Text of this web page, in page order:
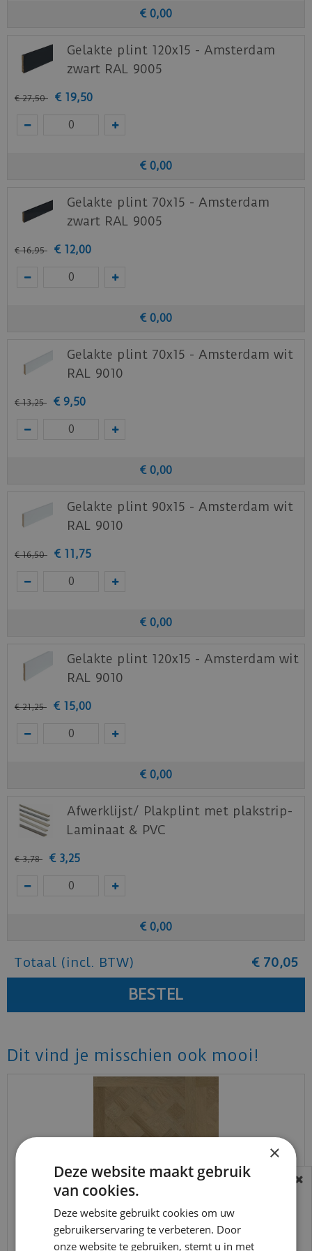
€ 0,00
Gelakte plint 120x15 - Amsterdam
zwart RAL 9005
€ 27,50 € 19,50
€ 0,00
Gelakte plint 70x15 - Amsterdam
zwart RAL 9005
€ 16,95 € 12,00
€ 0,00
Gelakte plint 70x15 - Amsterdam wit
RAL 9010
€ 13,25 € 9,50
€ 0,00
Gelakte plint 90x15 - Amsterdam wit
RAL 9010
€ 16,50 € 11,75
€ 0,00
Gelakte plint 120x15 - Amsterdam wit
RAL 9010
€ 21,25 € 15,00
€ 0,00
Afwerklijst/ Plakplint met plakstrip-
Laminaat & PVC
€ 3,78 € 3,25
€ 0,00
Totaal (incl. BTW) € 70,05
Dit vind je misschien ook mooi!
vtwonen - Royal Sun Kissed (Plak PVC)
BEREIKBAARHEID
In verband met de vakantie periode zijn wij
t/m 14 augustus telefonisch helaas niet
bereikbaar.
×
Deze website maakt gebruik
van cookies.
Deze website gebruikt cookies om uw
gebruikerservaring te verbeteren. Door
onze website te gebruiken, stemt u in met